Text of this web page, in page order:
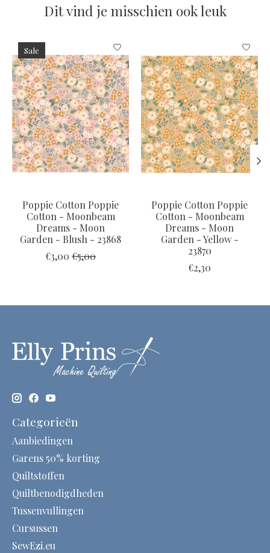
Dit vind je misschien ook leuk
Items van productcarrousel
Sale
Poppie Cotton Poppie
Cotton - Moonbeam
Dreams - Moon
Garden - Blush - 23868
€3,00 €5,00
Poppie Cotton Poppie
Cotton - Moonbeam
Dreams - Moon
Garden - Yellow -
23870
€2,30
Categorieën
Aanbiedingen
Garens 50% korting
Quiltstoffen
Quiltbenodigdheden
Tussenvullingen
Cursussen
SewEzi.eu